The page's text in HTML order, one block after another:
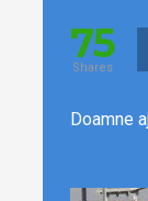
75
Shares
Doamne